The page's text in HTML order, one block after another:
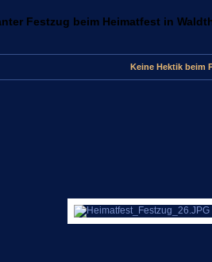
Festzug beim Heimatfest in
Keine Hektik beim